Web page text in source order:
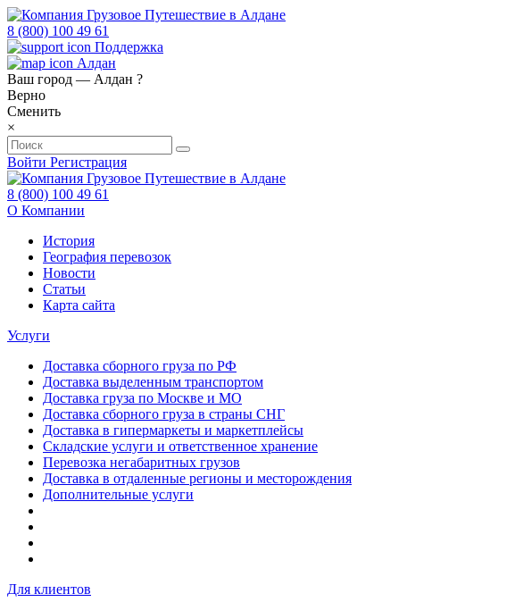
8 (800) 100 49 61
Поддержка
Алдан
Ваш город — Алдан ?
Верно
Сменить
×
Войти Регистрация
8 (800) 100 49 61
О Компании
История
География перевозок
Новости
Статьи
Карта сайта
Услуги
Доставка сборного груза по РФ
Доставка выделенным транспортом
Доставка груза по Москве и МО
Доставка сборного груза в страны СНГ
Доставка в гипермаркеты и маркетплейсы
Складские услуги и ответственное хранение
Перевозка негабаритных грузов
Доставка в отдаленные регионы и месторождения
Дополнительные услуги
Для клиентов